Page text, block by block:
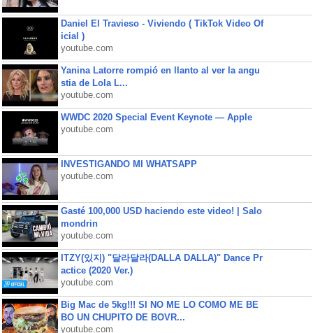
Daniel El Travieso - Viviendo ( TikTok Video Of
icial )
youtube.com
Yanina Latorre rompió en llanto al ver la angu
stia de Lola L...
youtube.com
WWDC 2020 Special Event Keynote — Apple
youtube.com
INVESTIGANDO MI WHATSAPP
youtube.com
Gasté 100,000 USD haciendo este video! | Salo
mondrin
youtube.com
ITZY(있지) "달라달라(DALLA DALLA)" Dance Pr
actice (2020 Ver.)
youtube.com
Big Mac de 5kg!!! SI NO ME LO COMO ME BE
BO UN CHUPITO DE BOVR...
youtube.com